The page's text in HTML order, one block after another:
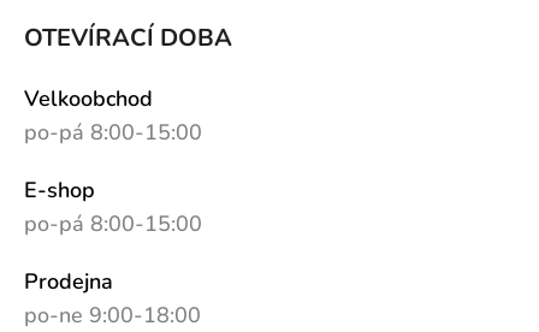
OTEVÍRACÍ DOBA
Velkoobchod
po-pá 8:00-15:00
E-shop
po-pá 8:00-15:00
Prodejna
po-ne 9:00-18:00